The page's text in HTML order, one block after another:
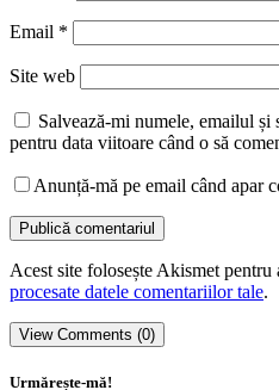
Email *
Site web
Salvează-mi numele, emailul
pentru data viitoare când o să
Anunță-mă pe email când apar
Acest site folosește Akismet pentru
procesate datele comentariilor tale.
View Comments (0)
Urmărește-mă!